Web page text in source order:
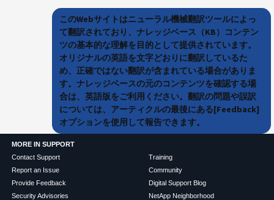
このWebサイトはニューラル機械翻訳ツールによっ
て翻訳されており、ナレッジベース（KB）コンテン
ツの基本的な理解を目的として提供されています。
オリジナルの英語を文字どおりに翻訳しているた
め、正確ではない翻訳が含まれている場合がありま
す。ナレッジベースの元のコンテンツを確認する場
合は、英語版をご利用ください。翻訳の問題や誤訳
については、アーティクルの最後にある[Feedback]
オプションを使用して報告できます。
MORE IN SUPPORT
Contact Support
Report an Issue
Provide Feedback
Security Advisories
Training
Community
Digital Support Blog
NetApp Neighborhood